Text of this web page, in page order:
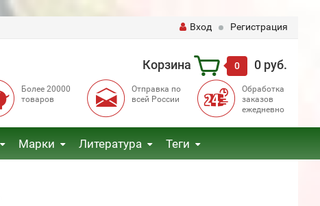
Вход Регистрация
Корзина 0 0 руб.
Более 20000
товаров
Отправка по
всей России
Обработка
заказов
ежедневно
Марки Литература Теги